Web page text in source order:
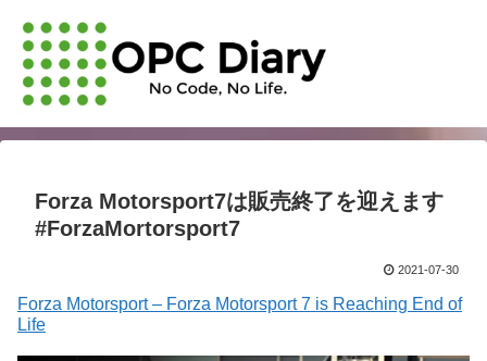
Forza Motorsport7は販売終了を迎えます
#ForzaMortorsport7
2021-07-30
Forza Motorsport – Forza Motorsport 7 is Reaching End of
Life